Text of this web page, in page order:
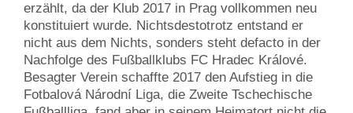
erzählt, da der Klub 2017 in Prag vollkommen neu
konstituiert wurde. Nichtsdestotrotz entstand er
nicht aus dem Nichts, sonders steht defacto in der
Nachfolge des Fußballklubs FC Hradec Králové.
Besagter Verein schaffte 2017 den Aufstieg in die
Fotbalová Národní Liga, die Zweite Tschechische